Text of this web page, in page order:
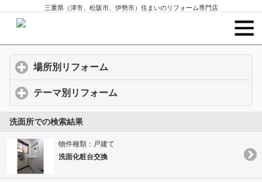
三重県（津市、松阪市、伊勢市）住まいのリフォーム専門店
場所別リフォーム
テーマ別リフォーム
洗面所での検索結果
物件種類：戸建て
洗面化粧台交換